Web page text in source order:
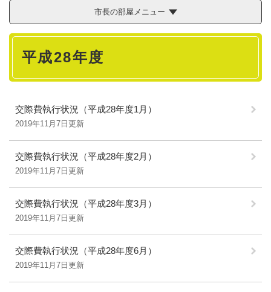
市長の部屋メニュー
本
平成28年度
交際費執行状況（平成28年度1月）
2019年11月7日更新
交際費執行状況（平成28年度2月）
2019年11月7日更新
交際費執行状況（平成28年度3月）
2019年11月7日更新
交際費執行状況（平成28年度6月）
2019年11月7日更新